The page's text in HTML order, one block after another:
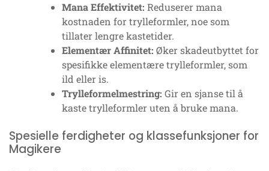
Mana Effektivitet: Reduserer mana
kostnaden for trylleformler, noe som
tillater lengre kastetider.
Elementær Affinitet: Øker skadeutbyttet for
spesifikke elementære trylleformler, som
ild eller is.
Trylleformelmestring: Gir en sjanse til å
kaste trylleformler uten å bruke mana.
Spesielle ferdigheter og klassefunksjoner for
Magikere